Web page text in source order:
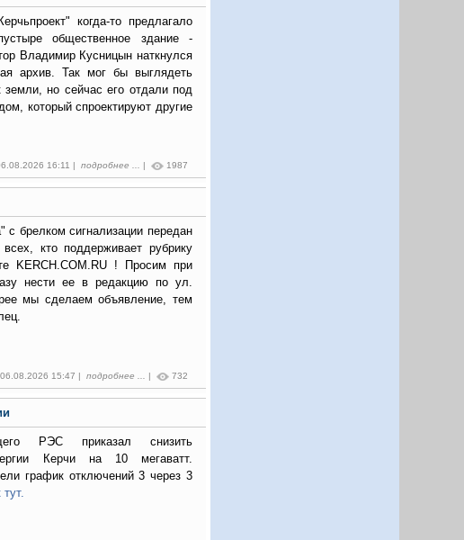
когда-то предлагало
общественное здание -
Владимир Кусницын наткнулся
архив. Так мог бы выглядеть
земли, но сейчас его отдали под
который спроектируют другие
16:11 | подробнее ... | 1987
брелком сигнализации передан
кто поддерживает рубрику
KERCH.COM.RU ! Просим при
нести ее в редакцию по ул.
мы сделаем объявление, тем
06.08.2026 15:47 | подробнее ... | 732
РЭС приказал снизить
Керчи на 10 мегаватт.
график отключений 3 через 3